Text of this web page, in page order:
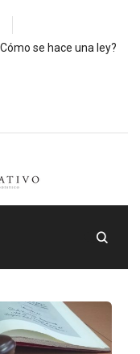
se hace una ley?